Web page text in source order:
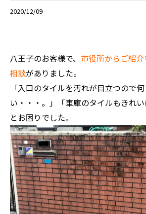
2020/12/09
八王子のお客様で、 市役所からご紹
相談がありました。
「入口のタイルを汚れが目立つので
い・・・。」「車庫のタイルもきれい
とお困りでした。